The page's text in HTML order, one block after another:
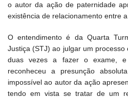
o autor da ação de paternidade
existência de relacionamento entre
O entendimento é da Quarta
Justiça (STJ) ao julgar um
duas vezes a fazer o exame,
reconheceu a presunção
impossível ao autor da ação
tendo em vista se tratar de um